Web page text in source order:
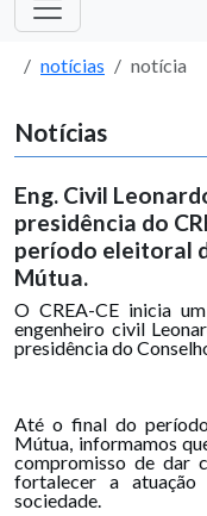
notícias notícia
Notícias
Eng. Civil
presidência do
período eleitoral
Mútua.
O CREA-CE inicia
engenheiro civil
presidência do
Até o final do
Mútua, informamos
compromisso de dar
fortalecer a
sociedade.